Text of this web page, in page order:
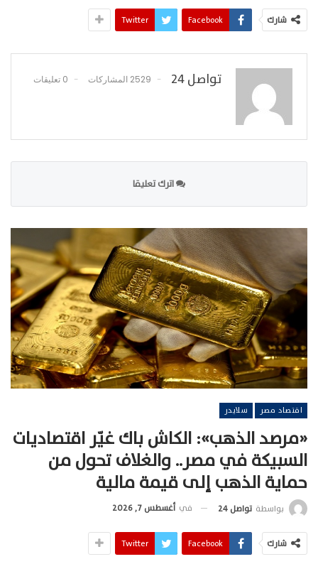
شارك Facebook
Twitter
تواصل 24 2529 المشاركات 0 تعليقات
اترك تعليقا
اقتصاد مصر سلايدر
«مرصد الذهب»: الكاش باك غيّر اقتصاديات
السبيكة في مصر.. والغلاف تحول من
حماية الذهب إلى قيمة مالية
بواسطة تواصل 24 في أغسطس 7, 2026
شارك Facebook
Twitter